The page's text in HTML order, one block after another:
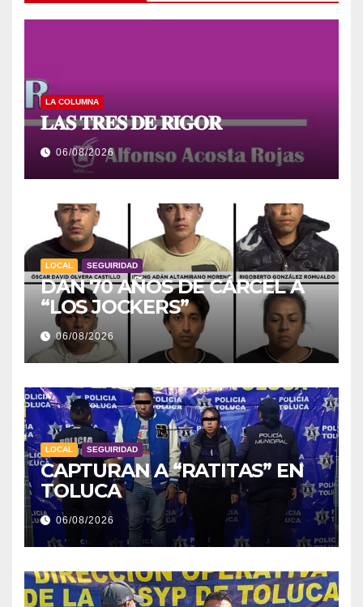
LA COLUMNA
𝐋𝐀𝐒 𝐓𝐑𝐄𝐒 𝐃𝐄 𝐑𝐈𝐆𝐎𝐑
06/08/2026
LOCAL SEGUIRIDAD
DAN 70 AÑOS DE CÁRCEL A
“LOS JOCKERS”
06/08/2026
LOCAL SEGUIRIDAD
CAPTURAN A “RATITAS” EN
TOLUCA
06/08/2026